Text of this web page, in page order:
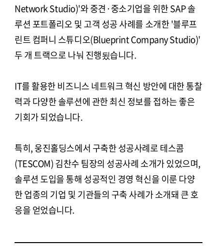
Network Studio)'와 중견·중소기업을 위한 SAP 솔
루션 포트폴리오 및 고객 성공 사례를 소개한 '블루프
린트 컴퍼니 스튜디오(Blueprint Company Studio)'
두 개 트랙으로 나눠 진행됬습니다.
IT를 활용한 비즈니스 네트워크 혁신 방안에 대한 통찰
력과 다양한 솔루션에 관한 최신 정보를 접하는 좋은
기회가 되었습니다.
특히, 웅진홀딩스에서 구축한 성공사례로 테스콤
(TESCOM) 김찬수 팀장의 성공사례 소개가 있었으며,
솔루션 도입을 통해 성공적인 경영 혁신을 이룬 다양
한 업종의 기업 및 기관들의 구축 사례가 소개돼 큰 호
응을 얻었습니다.